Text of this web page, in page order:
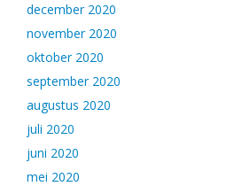
december 2020
november 2020
oktober 2020
september 2020
augustus 2020
juli 2020
juni 2020
mei 2020